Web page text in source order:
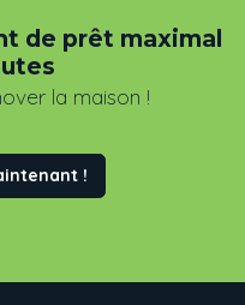
de prêt maximal
la maison !
!